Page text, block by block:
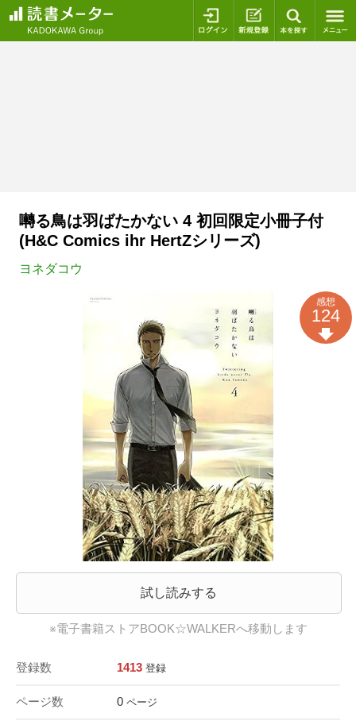
ログイン 新規登録
囀る鳥は羽ばたかない 4 初回限定小冊子付
(H&C Comics ihr HertZシリーズ)
ヨネダコウ
試し読みする
※電子書籍ストアBOOK☆WALKERへ移動します
登録数 1413 登録
ページ数 0 ページ
感想
124